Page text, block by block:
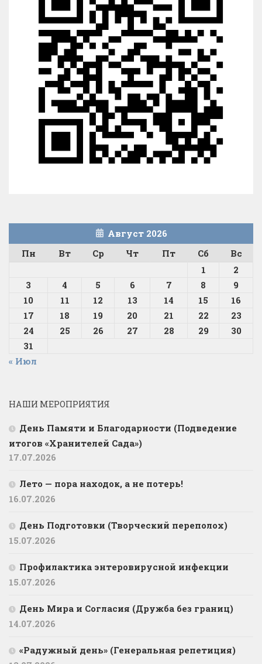
Август 2026
Пн
Вт Ср Чт Пт Сб
Вс
1
2
3
4 5 6 7 8
9
10
11 12 13 14 15
16
17
18 19 20 21 22
23
24
25 26 27 28 29
30
31
« Июл
НАШИ МЕРОПРИЯТИЯ
День Памяти и Благодарности (Подведение
итогов «Хранителей Сада»)
17.07.2026
Лето — пора находок, а не потерь!
16.07.2026
День Подготовки (Творческий переполох)
15.07.2026
Профилактика энтеровирусной инфекции
15.07.2026
День Мира и Согласия (Дружба без границ)
14.07.2026
«Радужный день» (Генеральная репетиция)